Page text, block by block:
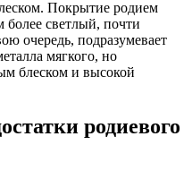
Покрытие родием
светлый, почти
очередь, подразумевает
мягкого, но
блеском и высокой
родиевого